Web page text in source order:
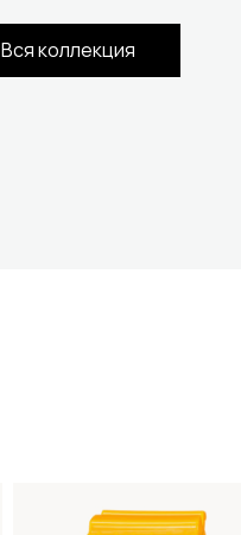
Вся коллекция